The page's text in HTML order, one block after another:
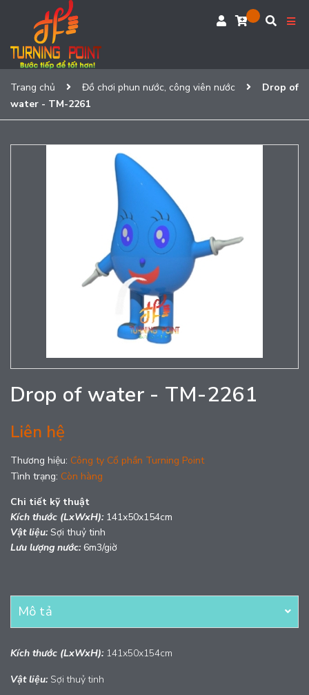
Trang chủ Đồ chơi phun nước, công viên nước
Drop of
water - TM-2261
Drop of water - TM-2261
Liên hệ
Thương hiệu: Công ty Cổ phần Turning Point
Tình trạng: Còn hàng
Chi tiết kỹ thuật
Kích thước (LxWxH):141x50x154cm
Vật liệu:Sợi thuỷ tinh
Lưu lượng nước:6m3/giờ
Mô tả
Kích thước (LxWxH):141x50x154cm
Vật liệu:Sợi thuỷ tinh